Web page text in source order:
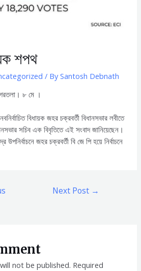
শপথ
/ BySantosh Debnath
৮ মে ।
বিধায়ক জহর চক্রবর্তী বিধানসভার লবীতে
সচিব এক বিবৃতিতে এই সংবাদ জানিয়েছেন‌।
উপনির্বাচনে জহর চক্রবর্তী বি জে পি হয়ে নির্বাচনে
Next Post →
not be published. Required